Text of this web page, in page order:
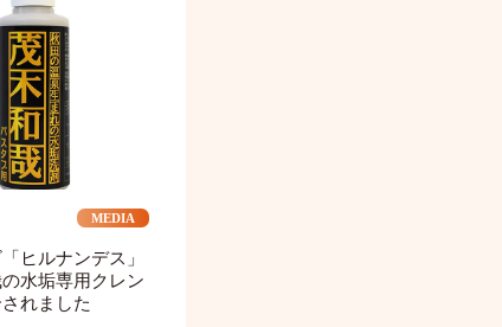
MEDIA
ヒルナンデス」
水垢専用クレン
れました